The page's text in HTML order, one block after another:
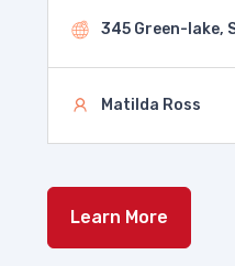
345 Green-lake,
Matilda Ross
Learn More